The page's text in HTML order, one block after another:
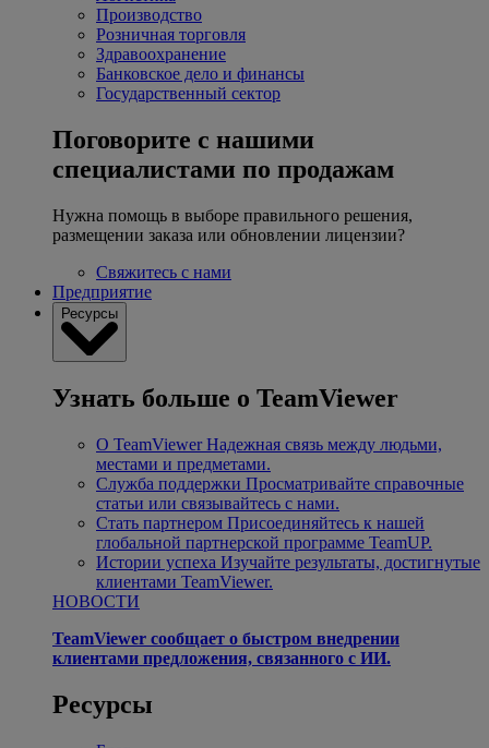
Производство
Розничная торговля
Здравоохранение
Банковское дело и финансы
Государственный сектор
Поговорите с нашими
специалистами по продажам
Нужна помощь в выборе правильного решения,
размещении заказа или обновлении лицензии?
Свяжитесь с нами
Предприятие
Ресурсы
Узнать больше о TeamViewer
О TeamViewer Надежная связь между людьми,
местами и предметами.
Служба поддержки Просматривайте справочные
статьи или связывайтесь с нами.
Стать партнером Присоединяйтесь к нашей
глобальной партнерской программе TeamUP.
Истории успеха Изучайте результаты, достигнутые
клиентами TeamViewer.
НОВОСТИ
TeamViewer сообщает о быстром внедрении
клиентами предложения, связанного с ИИ.
Ресурсы